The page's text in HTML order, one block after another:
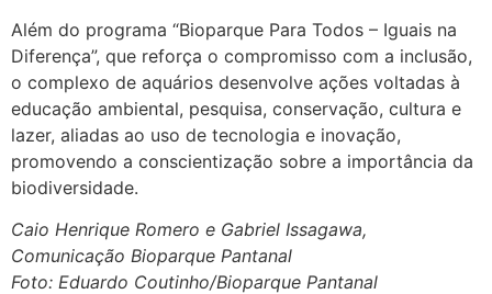
Além do programa “Bioparque Para Todos – Iguais na
Diferença”, que reforça o compromisso com a inclusão,
o complexo de aquários desenvolve ações voltadas à
educação ambiental, pesquisa, conservação, cultura e
lazer, aliadas ao uso de tecnologia e inovação,
promovendo a conscientização sobre a importância da
biodiversidade.
Caio Henrique Romero e Gabriel Issagawa,
Comunicação Bioparque Pantanal
Foto: Eduardo Coutinho/Bioparque Pantanal